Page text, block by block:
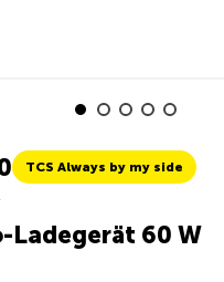
TCS Always by my side
Ladegerät 60 W